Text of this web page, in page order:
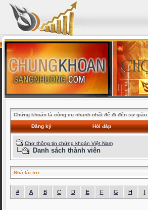
Chứng khoán là công cụ nhanh nhất để đi đến sự giàu
Đăng ký Hỏi đáp
Chợ thông tin chứng khoán Việt Nam
Danh sách thành viên
Nhà tài trợ:
# A B C D E F G H I